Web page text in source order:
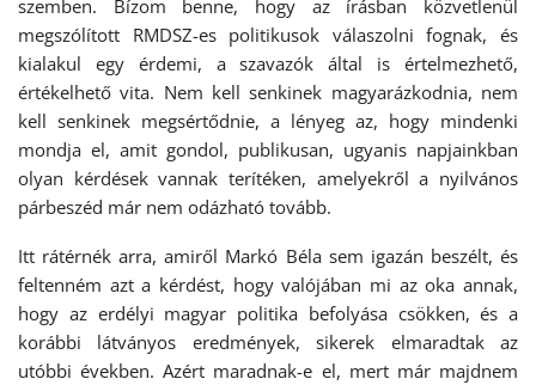
szemben. Bízom benne, hogy az írásban közvetlenül
megszólított RMDSZ-es politikusok válaszolni fognak, és
kialakul egy érdemi, a szavazók által is értelmezhető,
értékelhető vita. Nem kell senkinek magyarázkodnia, nem
kell senkinek megsértődnie, a lényeg az, hogy mindenki
mondja el, amit gondol, publikusan, ugyanis napjainkban
olyan kérdések vannak terítéken, amelyekről a nyilvános
párbeszéd már nem odázható tovább.
Itt rátérnék arra, amiről Markó Béla sem igazán beszélt, és
feltenném azt a kérdést, hogy valójában mi az oka annak,
hogy az erdélyi magyar politika befolyása csökken, és a
korábbi látványos eredmények, sikerek elmaradtak az
utóbbi években. Azért maradnak-e el, mert már majdnem